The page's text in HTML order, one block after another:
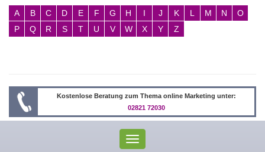
A
B C D E F G H I J K L M N
O
P
Q R S T U V W X Y Z
Kostenlose Beratung zum Thema online Marketing unter:
02821 72030
Toggle